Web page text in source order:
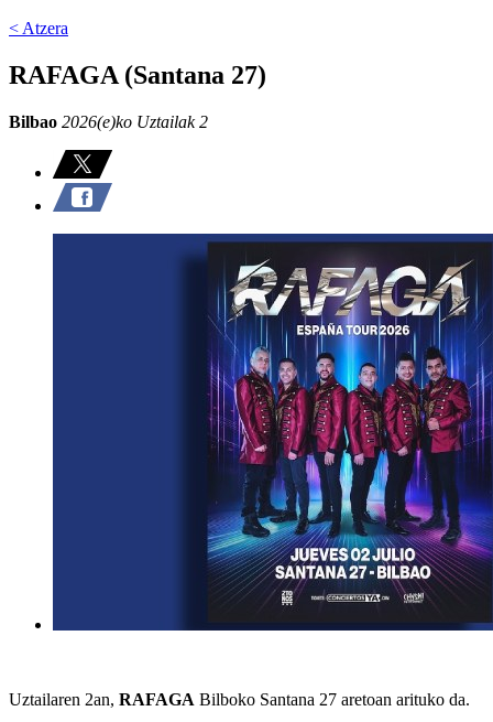
< Atzera
RAFAGA (Santana 27)
Bilbao 2026(e)ko Uztailak 2
Uztailaren 2an, RAFAGA Bilboko Santana 27 aretoan arituko da.